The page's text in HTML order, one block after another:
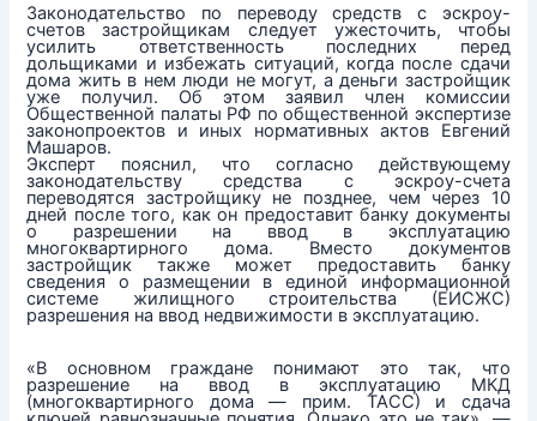
Законодательство по переводу средств с эскроу-
счетов застройщикам следует ужесточить, чтобы
усилить ответственность последних перед
дольщиками и избежать ситуаций, когда после сдачи
дома жить в нем люди не могут, а деньги застройщик
уже получил. Об этом заявил член комиссии
Общественной палаты РФ по общественной экспертизе
законопроектов и иных нормативных актов Евгений
Машаров.
Эксперт пояснил, что согласно действующему
законодательству средства с эскроу-счета
переводятся застройщику не позднее, чем через 10
дней после того, как он предоставит банку документы
о разрешении на ввод в эксплуатацию
многоквартирного дома. Вместо документов
застройщик также может предоставить банку
сведения о размещении в единой информационной
системе жилищного строительства (ЕИСЖС)
разрешения на ввод недвижимости в эксплуатацию.
«В основном граждане понимают это так, что
разрешение на ввод в эксплуатацию МКД
(многоквартирного дома — прим. ТАСС) и сдача